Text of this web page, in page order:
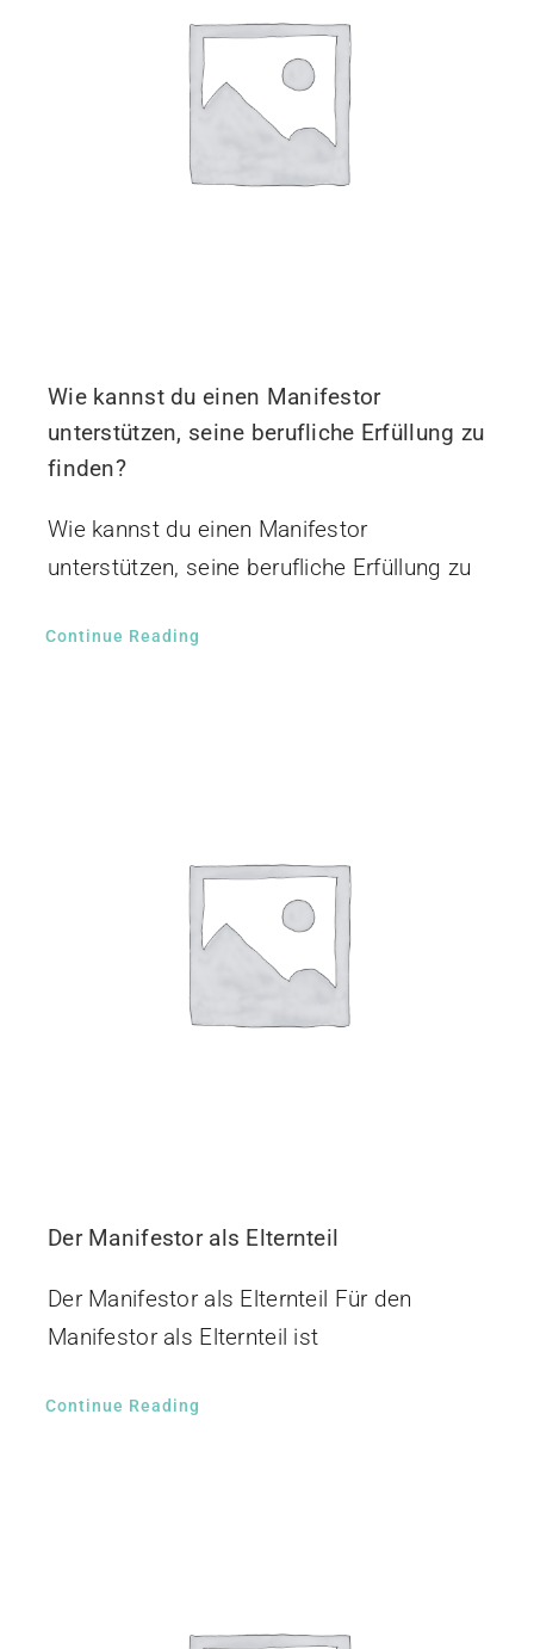
Wie kannst du einen Manifestor
unterstützen, seine berufliche Erfüllung zu
finden?
Wie kannst du einen Manifestor
unterstützen, seine berufliche Erfüllung zu
Continue Reading
Der Manifestor als Elternteil
Der Manifestor als Elternteil Für den
Manifestor als Elternteil ist
Continue Reading